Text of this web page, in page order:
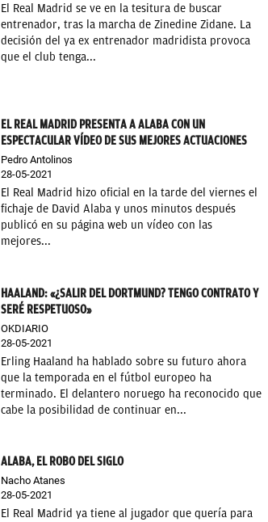
El Real Madrid se ve en la tesitura de buscar
entrenador, tras la marcha de Zinedine Zidane. La
decisión del ya ex entrenador madridista provoca
que el club tenga...
EL REAL MADRID PRESENTA A ALABA CON UN
ESPECTACULAR VÍDEO DE SUS MEJORES ACTUACIONES
Pedro Antolinos
28-05-2021
El Real Madrid hizo oficial en la tarde del viernes el
fichaje de David Alaba y unos minutos después
publicó en su página web un vídeo con las
mejores...
HAALAND: «¿SALIR DEL DORTMUND? TENGO CONTRATO Y
SERÉ RESPETUOSO»
OKDIARIO
28-05-2021
Erling Haaland ha hablado sobre su futuro ahora
que la temporada en el fútbol europeo ha
terminado. El delantero noruego ha reconocido que
cabe la posibilidad de continuar en...
ALABA, EL ROBO DEL SIGLO
Nacho Atanes
28-05-2021
El Real Madrid ya tiene al jugador que quería para